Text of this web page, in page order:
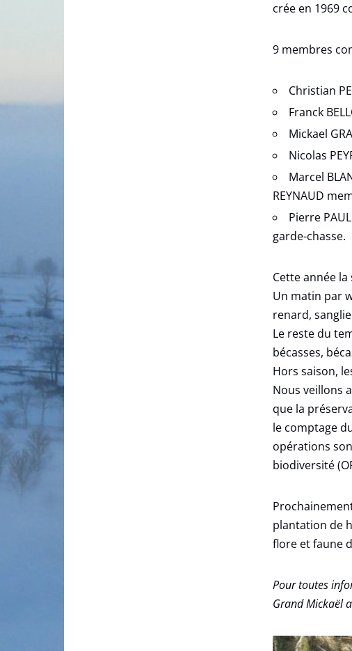
crée en 1969
9 membres
Christian
Franck
Mickael
Nicolas
Marcel
REYNAUD
Pierre
garde-chasse.
Cette année la
Un matin par
renard,
Le reste du
bécasses,
Hors saison,
Nous veillons
que la
le comptage
opérations
biodiversité
plantation de
flore et faune
Pour toutes
Grand Mickaël